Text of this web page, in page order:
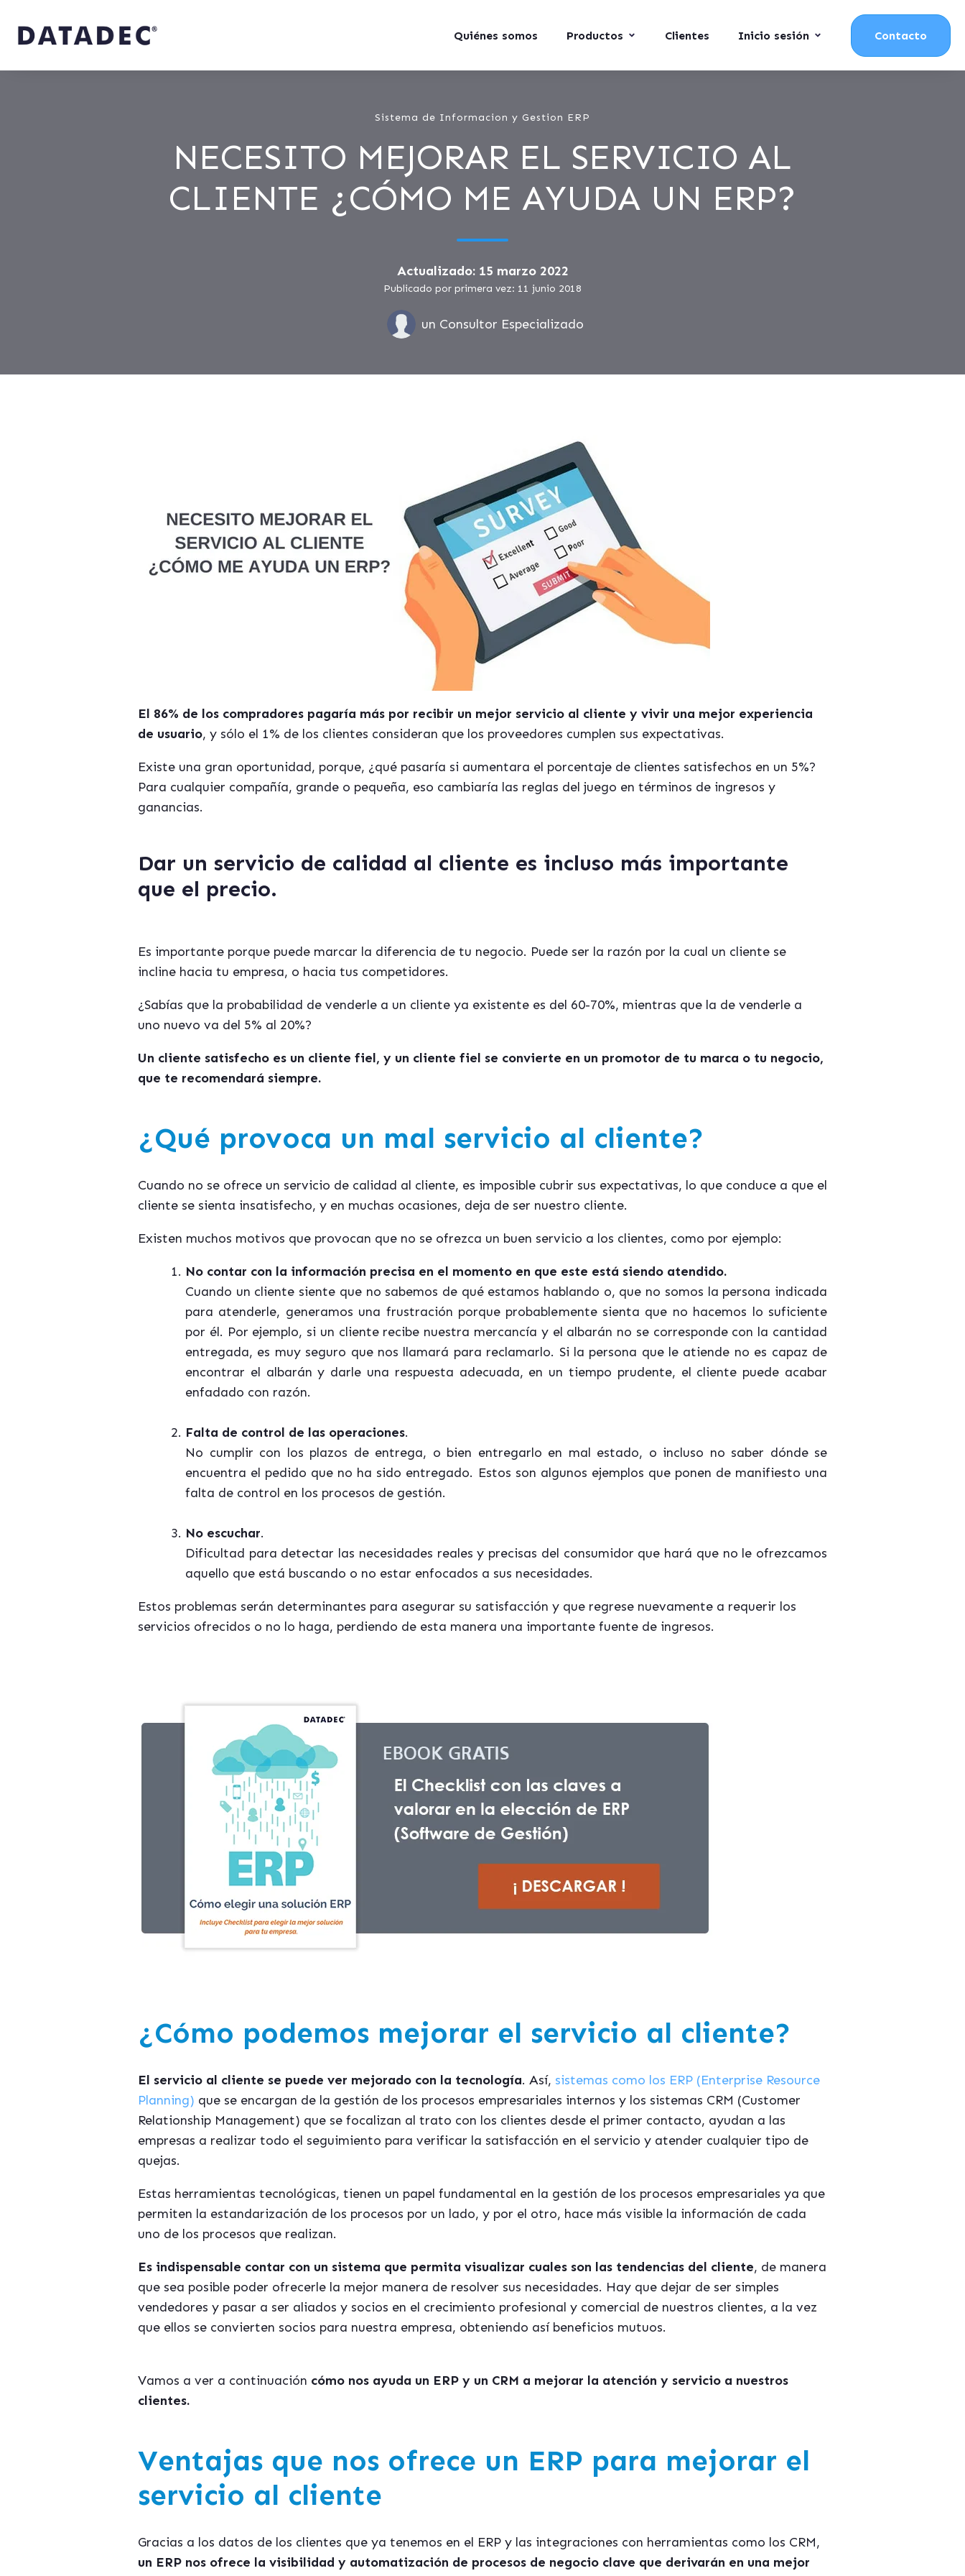
Quiénes somos Productos Clientes Inicio sesión Contacto
Sistema de Informacion y Gestion ERP
NECESITO MEJORAR EL SERVICIO AL
CLIENTE ¿CÓMO ME AYUDA UN ERP?
Actualizado: 15 marzo 2022
Publicado por primera vez: 11 junio 2018
un Consultor Especializado
El 86% de los compradores pagaría más por recibir un mejor servicio al cliente y vivir una mejor experiencia
de usuario, y sólo el 1% de los clientes consideran que los proveedores cumplen sus expectativas.
Existe una gran oportunidad, porque, ¿qué pasaría si aumentara el porcentaje de clientes satisfechos en un 5%?
Para cualquier compañía, grande o pequeña, eso cambiaría las reglas del juego en términos de ingresos y
ganancias.
Dar un servicio de calidad al cliente es incluso más importante
que el precio.
Es importante porque puede marcar la diferencia de tu negocio. Puede ser la razón por la cual un cliente se
incline hacia tu empresa, o hacia tus competidores.
¿Sabías que la probabilidad de venderle a un cliente ya existente es del 60-70%, mientras que la de venderle a
uno nuevo va del 5% al 20%?
Un cliente satisfecho es un cliente fiel, y un cliente fiel se convierte en un promotor de tu marca o tu negocio,
que te recomendará siempre.
¿Qué provoca un mal servicio al cliente?
Cuando no se ofrece un servicio de calidad al cliente, es imposible cubrir sus expectativas, lo que conduce a que el
cliente se sienta insatisfecho, y en muchas ocasiones, deja de ser nuestro cliente.
Existen muchos motivos que provocan que no se ofrezca un buen servicio a los clientes, como por ejemplo:
No contar con la información precisa en el momento en que este está siendo atendido.
Cuando un cliente siente que no sabemos de qué estamos hablando o, que no somos la persona indicada
para atenderle, generamos una frustración porque probablemente sienta que no hacemos lo suficiente
por él. Por ejemplo, si un cliente recibe nuestra mercancía y el albarán no se corresponde con la cantidad
entregada, es muy seguro que nos llamará para reclamarlo. Si la persona que le atiende no es capaz de
encontrar el albarán y darle una respuesta adecuada, en un tiempo prudente, el cliente puede acabar
enfadado con razón.
Falta de control de las operaciones.
No cumplir con los plazos de entrega, o bien entregarlo en mal estado, o incluso no saber dónde se
encuentra el pedido que no ha sido entregado. Estos son algunos ejemplos que ponen de manifiesto una
falta de control en los procesos de gestión.
No escuchar.
Dificultad para detectar las necesidades reales y precisas del consumidor que hará que no le ofrezcamos
aquello que está buscando o no estar enfocados a sus necesidades.
Estos problemas serán determinantes para asegurar su satisfacción y que regrese nuevamente a requerir los
servicios ofrecidos o no lo haga, perdiendo de esta manera una importante fuente de ingresos.
¿Cómo podemos mejorar el servicio al cliente?
El servicio al cliente se puede ver mejorado con la tecnología. Así, sistemas como los ERP (Enterprise Resource
Planning) que se encargan de la gestión de los procesos empresariales internos y los sistemas CRM (Customer
Relationship Management) que se focalizan al trato con los clientes desde el primer contacto, ayudan a las
empresas a realizar todo el seguimiento para verificar la satisfacción en el servicio y atender cualquier tipo de
quejas.
Estas herramientas tecnológicas, tienen un papel fundamental en la gestión de los procesos empresariales ya que
permiten la estandarización de los procesos por un lado, y por el otro, hace más visible la información de cada
uno de los procesos que realizan.
Es indispensable contar con un sistema que permita visualizar cuales son las tendencias del cliente, de manera
que sea posible poder ofrecerle la mejor manera de resolver sus necesidades. Hay que dejar de ser simples
vendedores y pasar a ser aliados y socios en el crecimiento profesional y comercial de nuestros clientes, a la vez
que ellos se convierten socios para nuestra empresa, obteniendo así beneficios mutuos.
Vamos a ver a continuación cómo nos ayuda un ERP y un CRM a mejorar la atención y servicio a nuestros
clientes.
Ventajas que nos ofrece un ERP para mejorar el
servicio al cliente
Gracias a los datos de los clientes que ya tenemos en el ERP y las integraciones con herramientas como los CRM,
un ERP nos ofrece la visibilidad y automatización de procesos de negocio clave que derivarán en una mejor